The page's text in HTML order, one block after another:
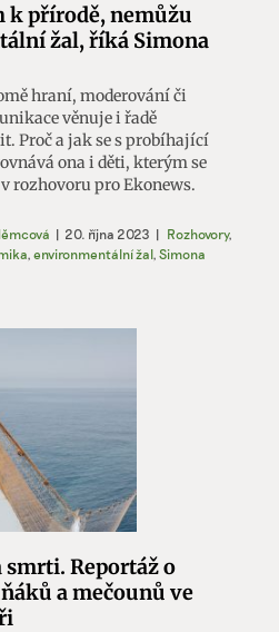
k přírodě, nemůžu
žal, říká Simona
hraní, moderování či
věnuje i řadě
Proč a jak se s probíhající
ona i děti, kterým se
rozhovoru pro Ekonews.
| 20. října 2023 | Rozhovory,
environmentální žal, Simona
smrti. Reportáž o
a mečounů ve